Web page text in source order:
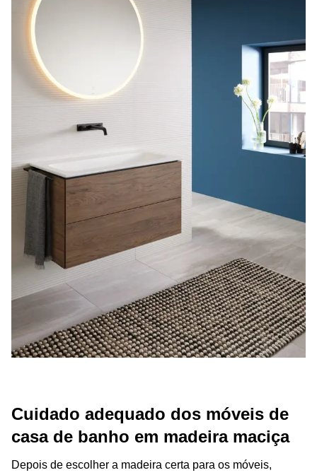
Cuidado adequado dos móveis de
casa de banho em madeira maciça
Depois de escolher a madeira certa para os móveis,